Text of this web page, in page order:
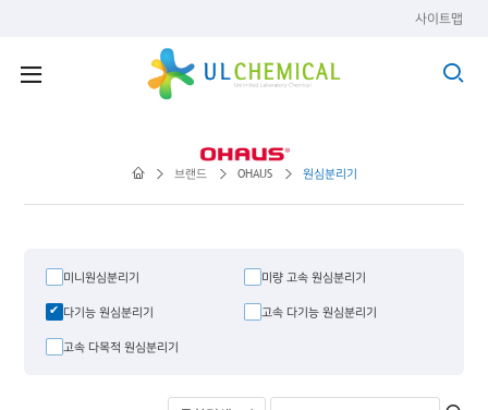
사이트맵
브랜드 OHAUS 원심분리기
미니원심분리기
미량 고속 원심분리기
다기능 원심분리기
고속 다기능 원심분리기
고속 다목적 원심분리기